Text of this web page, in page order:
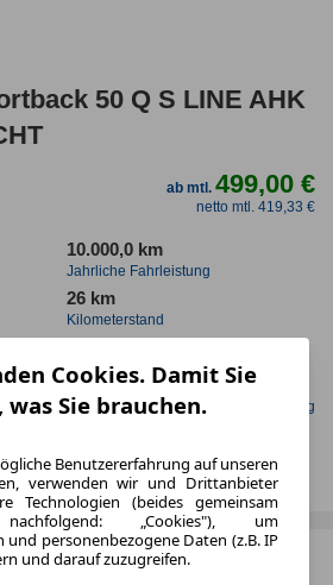
50 Q S LINE AHK
ab mtl.499,00 €
netto mtl. 419,33 €
10.000,0 km
Jahrliche Fahrleistung
26 km
Kilometerstand
Kraftstoff
Gefunden auf mobile.de Leasing
Cookies. Damit Sie
Sie brauchen.
Benutzererfahrung auf unseren
verwenden wir und Drittanbieter
Technologien (beides gemeinsam
„Cookies"), um
personenbezogene Daten (z.B. IP
und darauf zuzugreifen.